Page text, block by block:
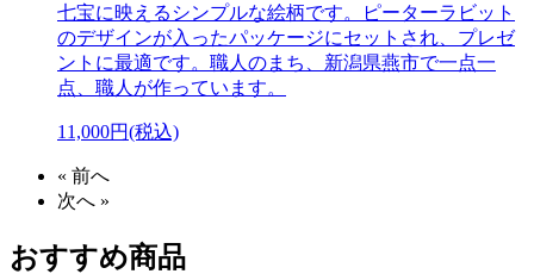
七宝に映えるシンプルな絵柄です。ピーターラビット
のデザインが入ったパッケージにセットされ、プレゼ
ントに最適です。職人のまち、新潟県燕市で一点一
点、職人が作っています。
11,000円(税込)
« 前へ
次へ »
おすすめ商品